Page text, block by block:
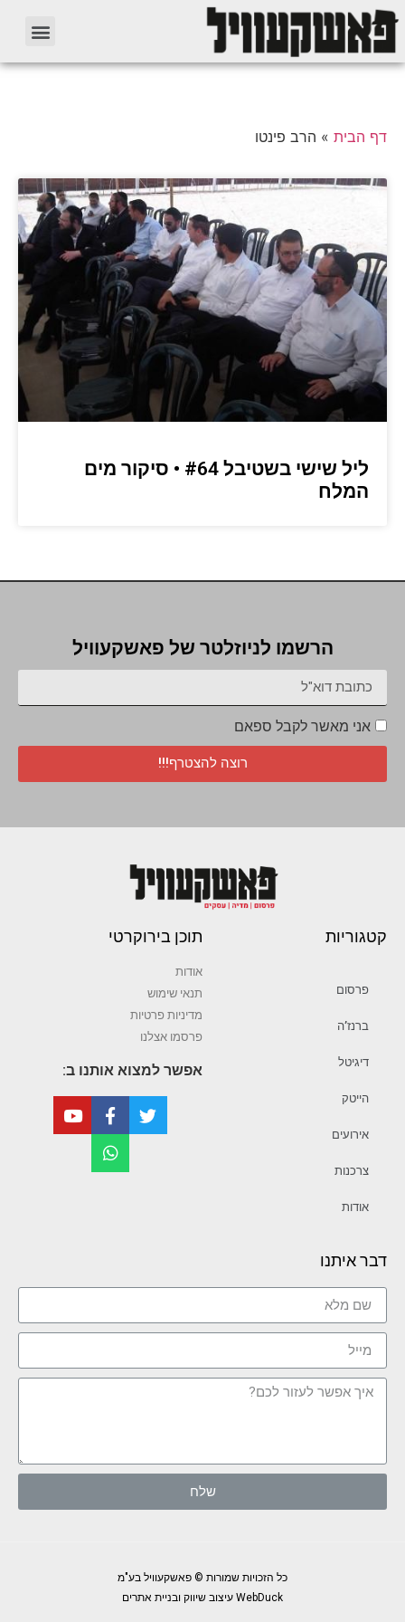
דף הבית » הרב פינטו
ליל שישי בשטיבל #64 • סיקור מים
המלח
הרשמו לניוזלטר של פאשקעוויל
אני מאשר לקבל ספאם
רוצה להצטרף!!!
קטגוריות
פרסום
ברנז’ה
דיגיטל
הייטק
אירועים
צרכנות
אודות
תוכן בירוקרטי
אודות
תנאי שימוש
מדיניות פרטיות
פרסמו אצלנו
אפשר למצוא אותנו ב:
דבר איתנו
שלח
כל הזכויות שמורות © פאשקעוויל בע"מ
WebDuck עיצוב שיווק ובניית אתרים